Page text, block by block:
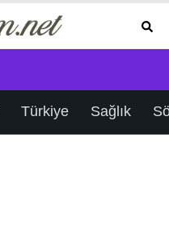
Türkiye Sağlık